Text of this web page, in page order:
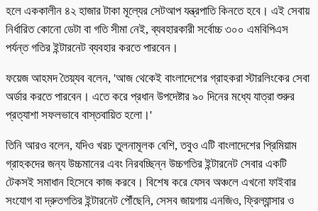
হলে এককালীন ৪২ হাজার টাকা মূল্যের সেটআপ যন্ত্রপাতি কিনতে হবে। এই সেবায়
নির্ধারিত কোনো ডেটা বা গতি সীমা নেই, ব্যবহারকারী সর্বোচ্চ ৩০০ এমবিপিএস
পর্যন্ত গতির ইন্টারনেট ব্যবহার করতে পারবেন।
ফয়েজ আহমদ তৈয়্যব বলেন, 'আজ থেকেই বাংলাদেশের গ্রাহকরা স্টারলিংকের সেবা
অর্ডার করতে পারবেন। এতে করে প্রধান উপদেষ্টার ৯০ দিনের মধ্যে যাত্রা শুরুর
প্রত্যাশা সফলভাবে বাস্তবায়িত হলো।'
তিনি আরও বলেন, যদিও খরচ তুলনামূলক বেশি, তবুও এটি বাংলাদেশের প্রিমিয়াম
গ্রাহকদের জন্য উচ্চমানের এবং নিরবচ্ছিন্ন উচ্চগতির ইন্টারনেট সেবার একটি
টেকসই সমাধান হিসেবে কাজ করবে। বিশেষ করে যেসব অঞ্চলে এখনো ফাইবার
সংযোগ বা দ্রুতগতির ইন্টারনেট পৌঁছেনি, সেসব জায়গায় এনজিও, ফ্রিল্যান্সার ও